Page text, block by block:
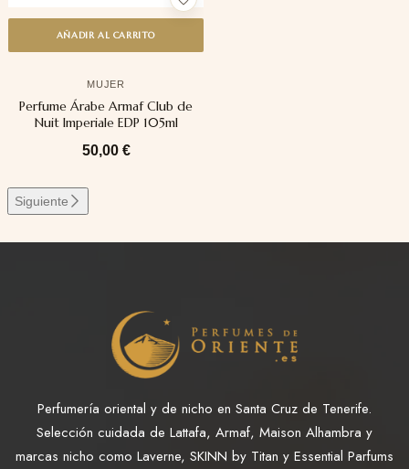
AÑADIR AL CARRITO
MUJER
Perfume Árabe Armaf Club de
Nuit Imperiale EDP 105ml
50,00 €
Siguiente
Perfumería oriental y de nicho en Santa Cruz de Tenerife.
Selección cuidada de Lattafa, Armaf, Maison Alhambra y
marcas nicho como Laverne, SKINN by Titan y Essential Parfums